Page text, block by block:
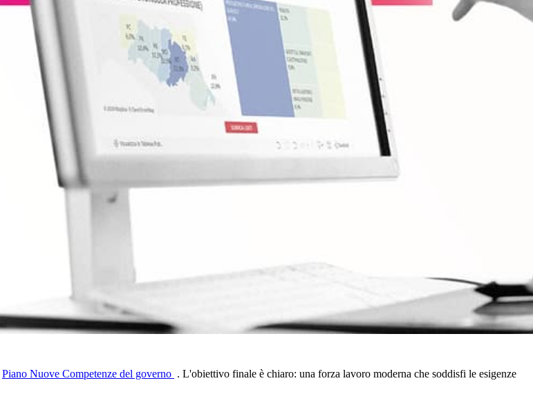
Piano Nuove Competenze del governo . L'obiettivo finale è chiaro: una forza lavoro moderna che soddisfi le esigenze